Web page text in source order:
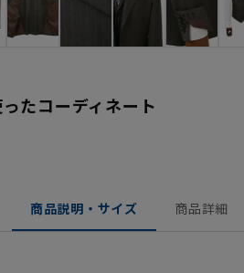
たコーディネート
商品説明・サイズ 商品詳細